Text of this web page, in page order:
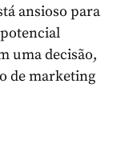
ansioso para
uma decisão,
de marketing